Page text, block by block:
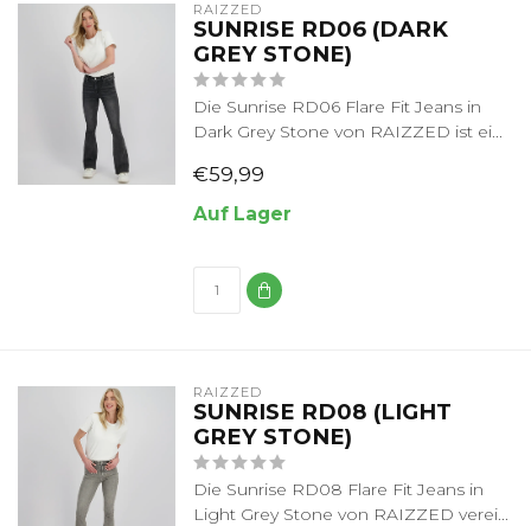
RAIZZED
SUNRISE RD06 (DARK
GREY STONE)
Die Sunrise RD06 Flare Fit Jeans in
Dark Grey Stone von RAIZZED ist ei...
€59,99
Auf Lager
RAIZZED
SUNRISE RD08 (LIGHT
GREY STONE)
Die Sunrise RD08 Flare Fit Jeans in
Light Grey Stone von RAIZZED verei...